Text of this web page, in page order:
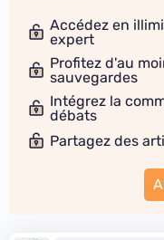
Accédez en
expert
Profitez d'au
sauvegardes
Intégrez la
débats
Partagez des